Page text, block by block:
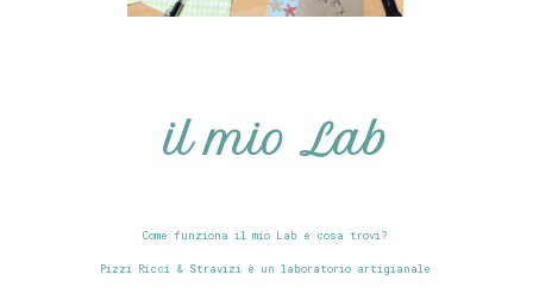
il mio Lab
Come funziona il mio Lab e cosa trovi?
Pizzi Ricci & Stravizi è un laboratorio artigianale